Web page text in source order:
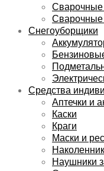
Сварочные
Сварочные
Снегоуборщики
Средства
Аптечки и
Каски
Краги
Маски и
Наушники